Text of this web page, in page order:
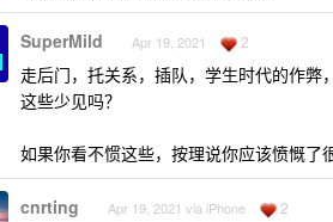
SuperMild Apr 19, 2021 2
走后门，托关系，插队，学生时代的作
这些少见吗？
如果你看不惯这些，按理说你应该愤慨了
cnrting Apr 19, 2021 via iPhone 2